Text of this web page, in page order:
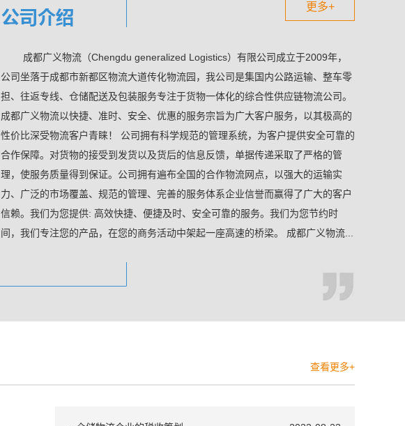
更多+
成都广义物流（Chengdu generalized Logistics）有限公司成立于2009年，
公司坐落于成都市新都区物流大道传化物流园，我公司是集国内公路运输、整车零
担、往返专线、仓储配送及包装服务专注于货物一体化的综合性供应链物流公司。
成都广义物流以快捷、准时、安全、优惠的服务宗旨为广大客户服务，以其极高的
性价比深受物流客户青睐！ 公司拥有科学规范的管理系统，为客户提供安全可靠的
合作保障。对货物的接受到发货以及货后的信息反馈，单据传递采取了严格的管
理，使服务质量得到保证。公司拥有遍布全国的合作物流网点，以强大的运输实
力、广泛的市场覆盖、规范的管理、完善的服务体系企业信誉而赢得了广大的客户
信赖。我们为您提供: 高效快捷、便捷及时、安全可靠的服务。我们为您节约时
间，我们专注您的产品，在您的商务活动中架起一座高速的桥梁。 成都广义物流...
查看更多+